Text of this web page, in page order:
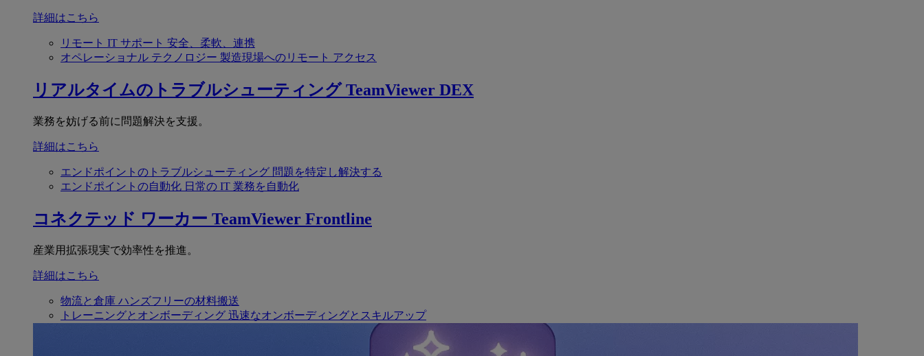
詳細はこちら
リモート IT サポート 安全、柔軟、連携
オペレーショナル テクノロジー 製造現場へのリモート アクセス
リアルタイムのトラブルシューティング TeamViewer DEX
業務を妨げる前に問題解決を支援。
詳細はこちら
エンドポイントのトラブルシューティング 問題を特定し解決する
エンドポイントの自動化 日常の IT 業務を自動化
コネクテッド ワーカー TeamViewer Frontline
産業用拡張現実で効率性を推進。
詳細はこちら
物流と倉庫 ハンズフリーの材料搬送
トレーニングとオンボーディング 迅速なオンボーディングとスキルアップ